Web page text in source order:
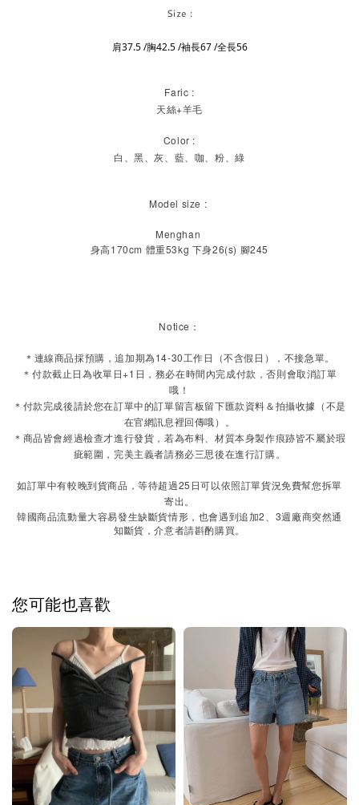
Size :
肩37.5 /胸42.5 /袖長67 /全長56
Faric :
天絲+羊毛
Color :
白、黑、灰、藍、咖、粉、綠
Model size :
Menghan
身高170cm 體重53kg 下身26(s) 腳245
Notice：
＊連線商品採預購，追加期為14-30工作日（不含假日），不接急單。
＊付款截止日為收單日+1日，務必在時間內完成付款，否則會取消訂單
哦！
＊付款完成後請於您在訂單中的訂單留言板留下匯款資料＆拍攝收據（不是
在官網訊息裡回傳哦）。
＊商品皆會經過檢查才進行發貨，若為布料、材質本身製作痕跡皆不屬於瑕
疵範圍，完美主義者請務必三思後在進行訂購。
如訂單中有較晚到貨商品，等待超過25日可以依照訂單貨況免費幫您拆單
寄出。
韓國商品流動量大容易發生缺斷貨情形，也會遇到追加2 、 3週廠商突然通
知斷貨，介意者請斟酌購買。
您可能也喜歡